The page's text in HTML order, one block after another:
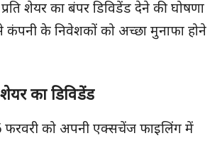
शेयर का बंपर डिविडेंड देने की घोषणा
के निवेशकों को अच्छा मुनाफा होने
का डिविडेंड
को अपनी एक्सचेंज फाइलिंग में